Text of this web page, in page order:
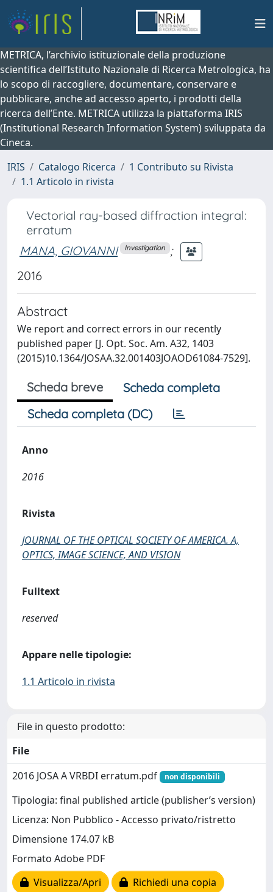
METRICA, l’archivio istituzionale della produzione
scientifica dell’Istituto Nazionale di Ricerca Metrologica, ha
lo scopo di raccogliere, documentare, conservare e
pubblicare, anche ad accesso aperto, i prodotti della
ricerca dell’Ente. METRICA utilizza la piattaforma IRIS
(Institutional Research Information System) sviluppata da
Cineca.
IRIS
Catalogo Ricerca
1 Contributo su Rivista
1.1 Articolo in rivista
Vectorial ray-based diffraction integral:
erratum
MANA, GIOVANNI
Investigation ;
2016
Abstract
We report and correct errors in our recently
published paper [J. Opt. Soc. Am. A32, 1403
(2015)10.1364/JOSAA.32.001403JOAOD61084-7529].
Scheda breve
Scheda completa
Scheda completa (DC)
Anno
2016
Rivista
JOURNAL OF THE OPTICAL SOCIETY OF AMERICA. A,
OPTICS, IMAGE SCIENCE, AND VISION
Fulltext
reserved
Appare nelle tipologie:
1.1 Articolo in rivista
File in questo prodotto:
File
2016 JOSA A VRBDI erratum.pdf
non disponibili
Tipologia: final published article (publisher’s version)
Licenza: Non Pubblico - Accesso privato/ristretto
Dimensione 174.07 kB
Formato Adobe PDF
Visualizza/Apri
Richiedi una copia